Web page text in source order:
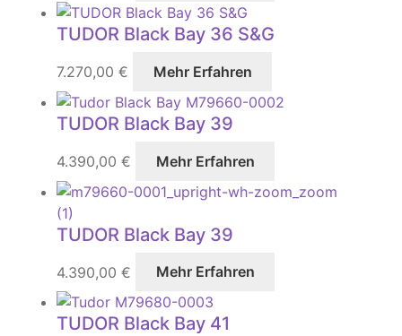
TUDOR Black Bay 36 S&G
7.270,00 € Mehr Erfahren
TUDOR Black Bay 39
4.390,00 € Mehr Erfahren
TUDOR Black Bay 39
4.390,00 € Mehr Erfahren
TUDOR Black Bay 41